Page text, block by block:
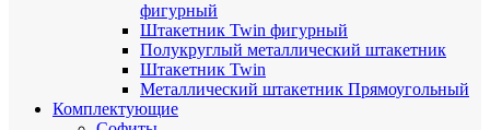
фигурный
Штакетник Twin фигурный
Полукруглый металлический штакетник
Штакетник Twin
Металлический штакетник Прямоугольный
Комплектующие